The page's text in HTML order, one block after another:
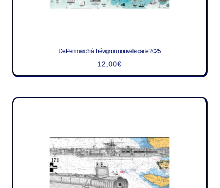
De Penmarc’h à Trévignon nouvelle carte 2025
12,00€